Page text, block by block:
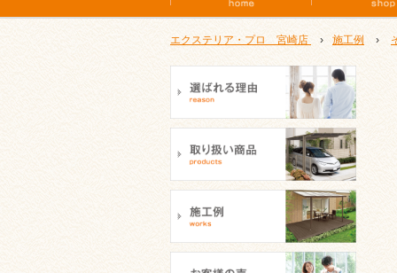
エクステリア・プロ 宮崎店 › 施工例 ›